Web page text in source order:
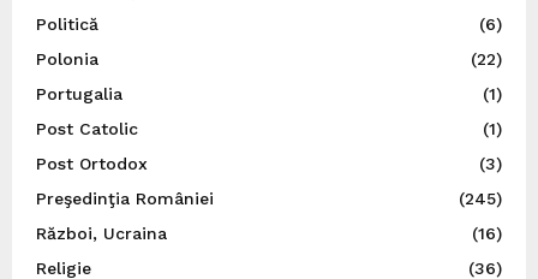
Politică
(6)
Polonia
(22)
Portugalia
(1)
Post Catolic
(1)
Post Ortodox
(3)
Preşedinţia României
(245)
Război, Ucraina
(16)
Religie
(36)